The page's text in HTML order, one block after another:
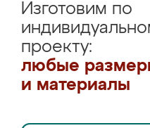
Изготовим по
проекту:
любые
и материалы